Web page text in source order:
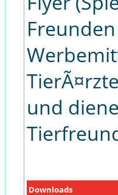
und
Downloads